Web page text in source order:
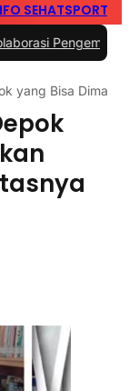
SEHATSPORTS
Ekonomi
yang Bisa